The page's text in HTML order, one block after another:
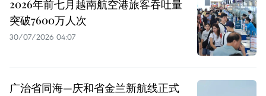
2026年前七月越南航空港旅客吞吐量
突破7600万人次
30/07/2026 04:07
广治省同海—庆和省金兰新航线正式